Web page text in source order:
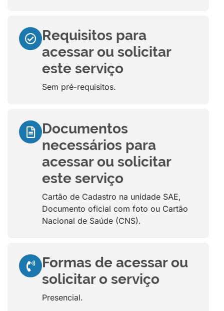
Requisitos para
acessar ou solicitar
este serviço
Sem pré-requisitos.
Documentos
necessários para
acessar ou solicitar
este serviço
Cartão de Cadastro na unidade SAE,
Documento oficial com foto ou Cartão
Nacional de Saúde (CNS).
Formas de acessar ou
solicitar o serviço
Presencial.